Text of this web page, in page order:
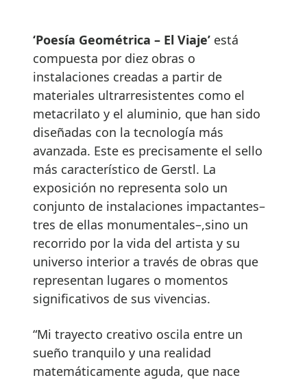
‘Poesía Geométrica – El Viaje’ está
compuesta por diez obras o
instalaciones creadas a partir de
materiales ultrarresistentes como el
metacrilato y el aluminio, que han sido
diseñadas con la tecnología más
avanzada. Este es precisamente el sello
más característico de Gerstl. La
exposición no representa solo un
conjunto de instalaciones impactantes–
tres de ellas monumentales–,sino un
recorrido por la vida del artista y su
universo interior a través de obras que
representan lugares o momentos
significativos de sus vivencias.
“Mi trayecto creativo oscila entre un
sueño tranquilo y una realidad
matemáticamente aguda, que nace